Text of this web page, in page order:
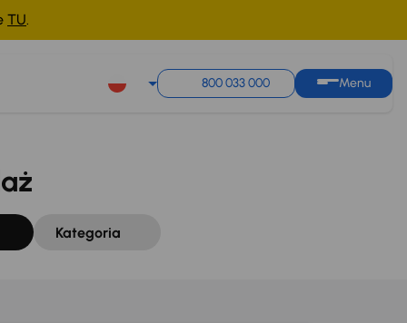
TU.
800 033 000 Menu
Kategoria